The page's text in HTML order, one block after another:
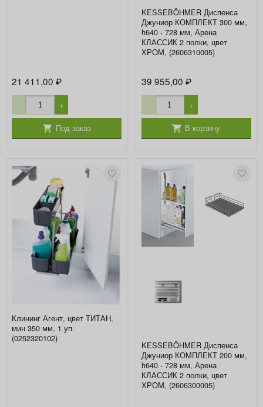
21 411,00₽
− +
Под заказ
KESSEBÖHMER Диспенса
Джуниор КОМПЛЕКТ 300 мм,
h640 - 728 мм, Арена
КЛАССИК 2 полки, цвет
ХРОМ, (2606310005)
39 955,00 ₽
− +
В корзину
Клининг Агент, цвет ТИТАН,
мин 350 мм, 1 уп.
(0252320102)
KESSEBÖHMER Диспенса
Джуниор КОМПЛЕКТ 200 мм,
h640 - 728 мм, Арена
КЛАССИК 2 полки, цвет
ХРОМ, (2606300005)